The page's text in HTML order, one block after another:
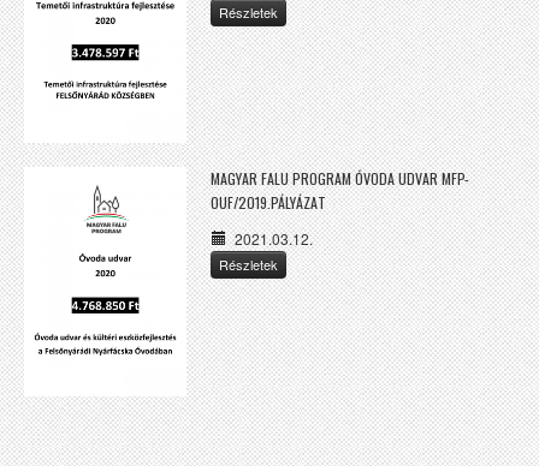
Részletek
MAGYAR FALU PROGRAM ÓVODA UDVAR MFP-
OUF/2019.PÁLYÁZAT
2021.03.12.
Részletek